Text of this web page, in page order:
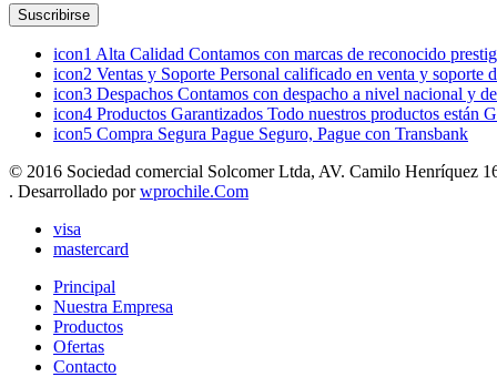
icon1 Alta Calidad Contamos con marcas de reconocido
icon2 Ventas y Soporte Personal calificado en venta y soporte
icon3 Despachos Contamos con despacho a nivel nacional y
icon4 Productos Garantizados Todo nuestros productos están
icon5 Compra Segura Pague Seguro, Pague con Transbank
© 2016 Sociedad comercial Solcomer Ltda, AV. Camilo Henríquez
. Desarrollado porwprochile.Com
visa
mastercard
Principal
Nuestra Empresa
Productos
Ofertas
Contacto